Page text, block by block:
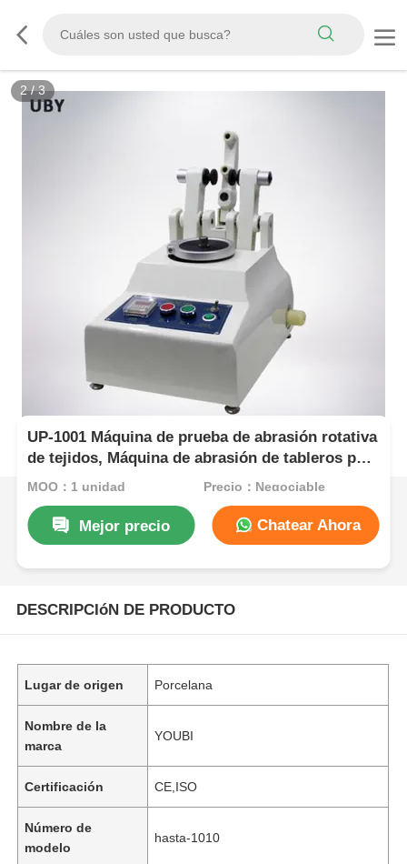
3/3
UP-1001 Máquina de prueba de abrasión rotativa
de tejidos, Máquina de abrasión de tableros para
materiales textiles
MOQ：1 unidad Precio：Negociable
Mejor precio Chatear Ahora
DESCRIPCIóN DE PRODUCTO
Lugar de origen Porcelana
Nombre de la
marca
YOUBI
Certificación CE,ISO
Número de
modelo
hasta-1010